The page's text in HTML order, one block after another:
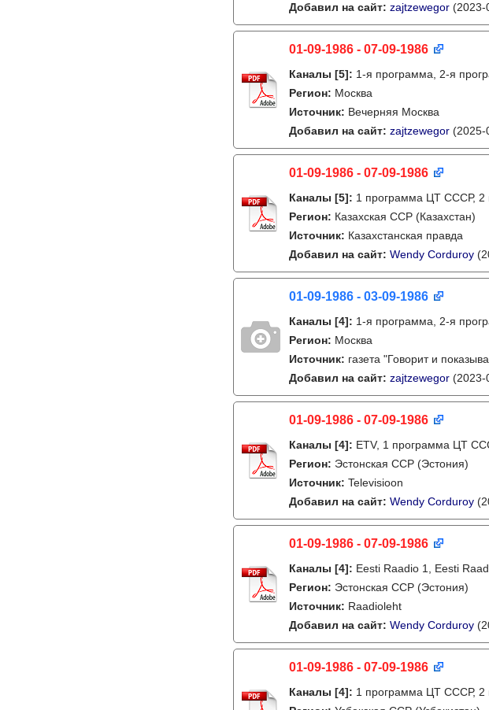
Добавил на сайт: zajtzewegor (2023-
01-09-1986 - 07-09-1986
Каналы [5]: 1-я программа, 2-я
Регион: Москва
Источник: Вечерняя Москва
Добавил на сайт: zajtzewegor (2025-
01-09-1986 - 07-09-1986
Каналы [5]: 1 программа ЦТ СССР, 2
Регион: Казахская ССР (Казахстан)
Источник: Казахстанская правда
Добавил на сайт: Wendy Corduroy
01-09-1986 - 03-09-1986
Каналы [4]: 1-я программа, 2-я
Регион: Москва
Источник: газета "Говорит и
Добавил на сайт: zajtzewegor (2023-
01-09-1986 - 07-09-1986
Каналы [4]: ETV, 1 программа ЦТ
Регион: Эстонская ССР (Эстония)
Источник: Televisioon
Добавил на сайт: Wendy Corduroy
01-09-1986 - 07-09-1986
Каналы [4]: Eesti Raadio 1, Eesti
Регион: Эстонская ССР (Эстония)
Источник: Raadioleht
Добавил на сайт: Wendy Corduroy
01-09-1986 - 07-09-1986
Каналы [4]: 1 программа ЦТ СССР, 2